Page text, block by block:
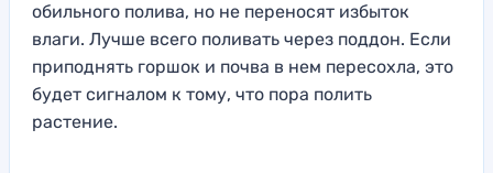
обильного полива, но не переносят избыток
влаги. Лучше всего поливать через поддон. Если
приподнять горшок и почва в нем пересохла, это
будет сигналом к тому, что пора полить
растение.